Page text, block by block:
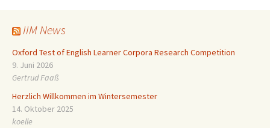
IIM News
Oxford Test of English Learner Corpora Research Competition
9. Juni 2026
Gertrud Faaß
Herzlich Willkommen im Wintersemester
14. Oktober 2025
koelle